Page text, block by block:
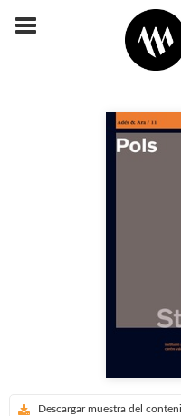
Descargar muestra del